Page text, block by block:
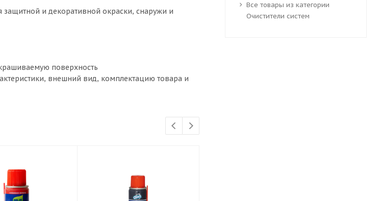
защитной и декоративной окраски, снаружи и
поверхность
внешний вид, комплектацию товара и
Все товары из категории
Очистители систем